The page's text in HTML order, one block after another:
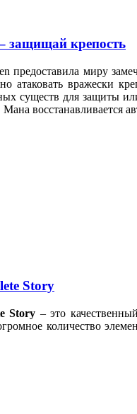
защищай крепость
предоставила миру
атаковать вражески
существ для защиты
восстанавливается
Story
Story – это
количество